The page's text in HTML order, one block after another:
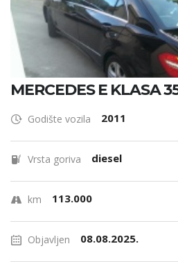
MERCEDES E KLASA
Godište vozila 2011
Vrsta goriva diesel
km 113.000
Objavljen 08.08.2025.